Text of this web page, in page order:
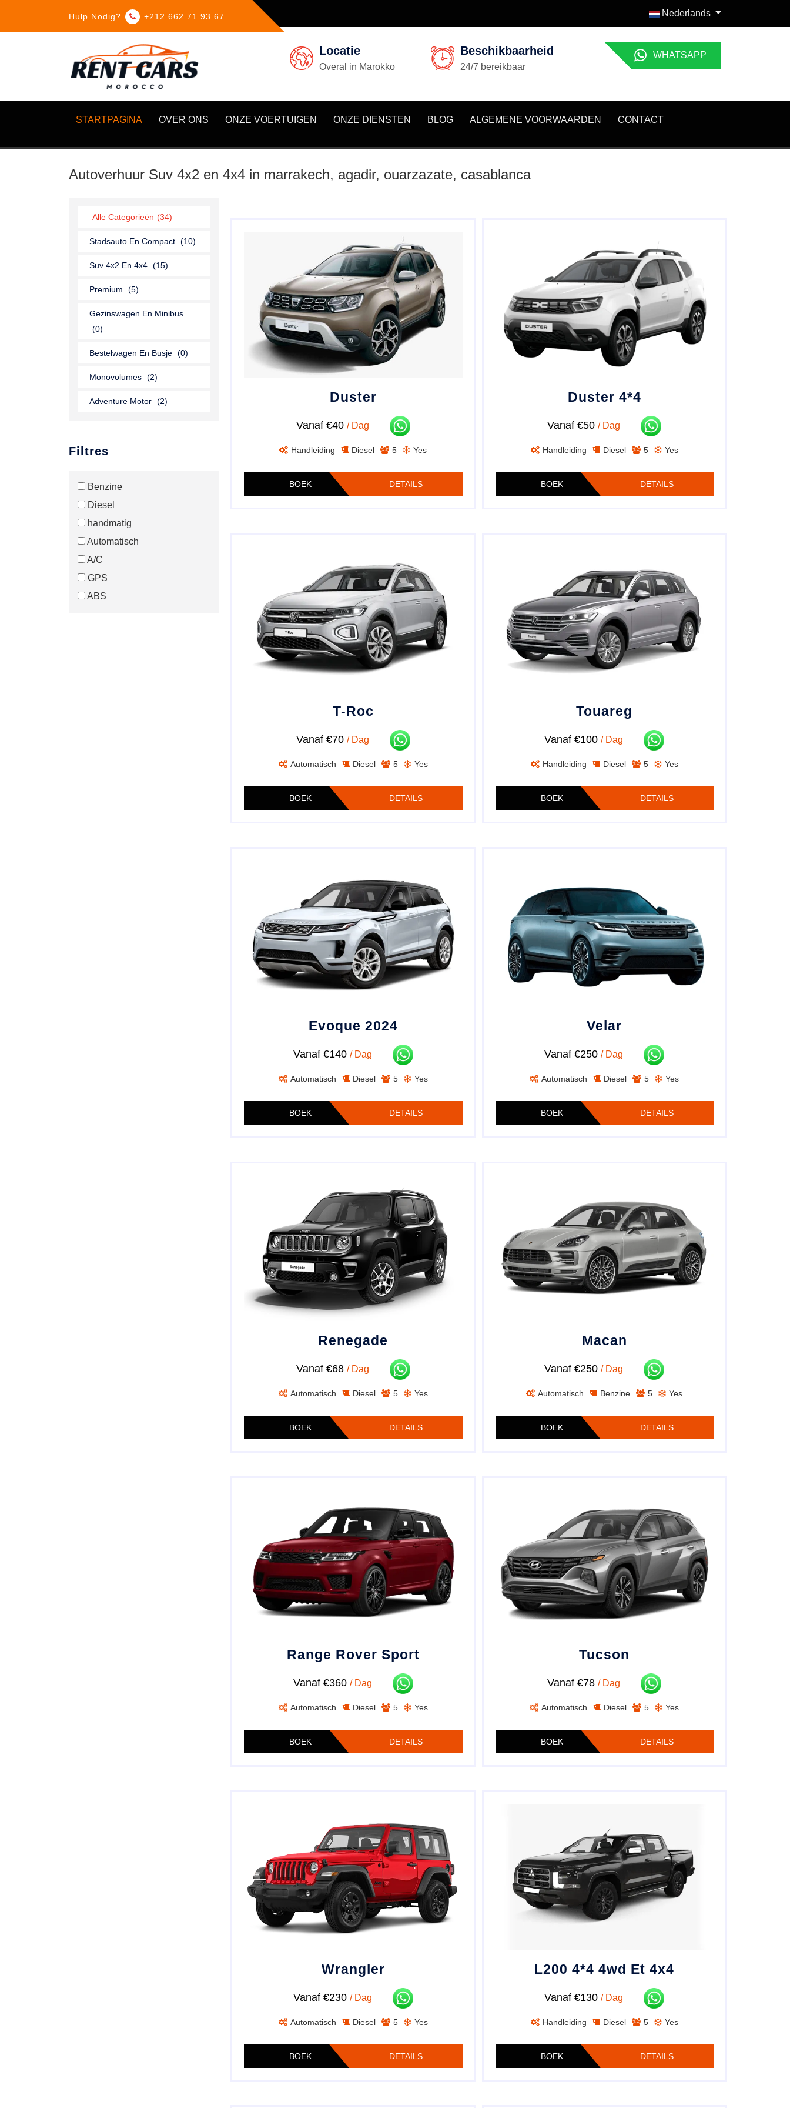
Hulp Nodig? +212 662 71 93 67 Nederlands
Locatie
Overal in Marokko
Beschikbaarheid
24/7 bereikbaar
WHATSAPP
STARTPAGINA OVER ONS ONZE VOERTUIGEN ONZE DIENSTEN BLOG ALGEMENE VOORWAARDEN CONTACT
Autoverhuur Suv 4x2 en 4x4 in marrakech, agadir, ouarzazate, casablanca
Alle Categorieën (34)
Stadsauto En Compact (10)
Suv 4x2 En 4x4 (15)
Premium (5)
Gezinswagen En Minibus
(0)
Bestelwagen En Busje (0)
Monovolumes (2)
Adventure Motor (2)
Filtres
Benzine
Diesel
handmatig
Automatisch
A/C
GPS
ABS
Duster
Vanaf €40 / Dag
Handleiding Diesel 5 Yes
BOEK DETAILS
Duster 4*4
Vanaf €50/ Dag
Handleiding Diesel 5 Yes
BOEK DETAILS
T-Roc
Vanaf €70 / Dag
Automatisch Diesel 5 Yes
BOEK DETAILS
Touareg
Vanaf €100/ Dag
Handleiding Diesel 5 Yes
BOEK DETAILS
Evoque 2024
Vanaf €140 / Dag
Automatisch Diesel 5 Yes
BOEK DETAILS
Velar
Vanaf €250/ Dag
Automatisch Diesel 5 Yes
BOEK DETAILS
Renegade
Vanaf €68 / Dag
Automatisch Diesel 5 Yes
BOEK DETAILS
Macan
Vanaf €250/ Dag
Automatisch Benzine 5 Yes
BOEK DETAILS
Range Rover Sport
Vanaf €360 / Dag
Automatisch Diesel 5 Yes
BOEK DETAILS
Tucson
Vanaf €78/ Dag
Automatisch Diesel 5 Yes
BOEK DETAILS
Wrangler
Vanaf €230 / Dag
Automatisch Diesel 5 Yes
BOEK DETAILS
L200 4*4 4wd Et 4x4
Vanaf €130/ Dag
Handleiding Diesel 5 Yes
BOEK DETAILS